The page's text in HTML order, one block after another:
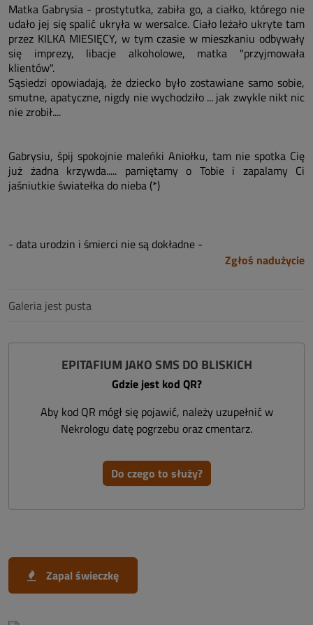
Matka Gabrysia - prostytutka, zabiła go, a ciałko, którego nie
udało jej się spalić ukryła w wersalce. Ciało leżało ukryte tam
przez KILKA MIESIĘCY, w tym czasie w mieszkaniu odbywały
się imprezy, libacje alkoholowe, matka "przyjmowała
klientów".
Sąsiedzi opowiadają, że dziecko było zostawiane samo sobie,
smutne, apatyczne, nigdy nie wychodziło ... jak zwykle nikt nic
nie zrobił....
Gabrysiu, śpij spokojnie maleńki Aniołku, tam nie spotka Cię
już żadna krzywda..... pamiętamy o Tobie i zapalamy Ci
jaśniutkie światełka do nieba (*)
- data urodzin i śmierci nie są dokładne -
Zgłoś nadużycie
Galeria jest pusta
EPITAFIUM JAKO SMS DO BLISKICH
Gdzie jest kod QR?
Aby kod QR mógł się pojawić, należy uzupełnić w
Nekrologu datę pogrzebu oraz cmentarz.
Do czego to służy?
Zapal świeczkę